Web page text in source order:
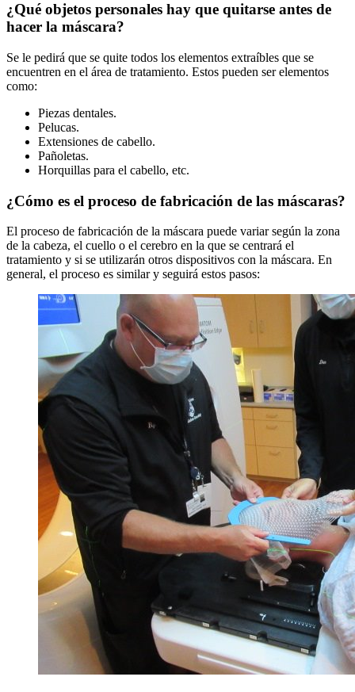
¿Qué objetos personales hay que quitarse antes de
hacer la máscara?
Se le pedirá que se quite todos los elementos extraíbles que se
encuentren en el área de tratamiento. Estos pueden ser elementos
como:
Piezas dentales.
Pelucas.
Extensiones de cabello.
Pañoletas.
Horquillas para el cabello, etc.
¿Cómo es el proceso de fabricación de las máscaras?
El proceso de fabricación de la máscara puede variar según la zona
de la cabeza, el cuello o el cerebro en la que se centrará el
tratamiento y si se utilizarán otros dispositivos con la máscara. En
general, el proceso es similar y seguirá estos pasos: